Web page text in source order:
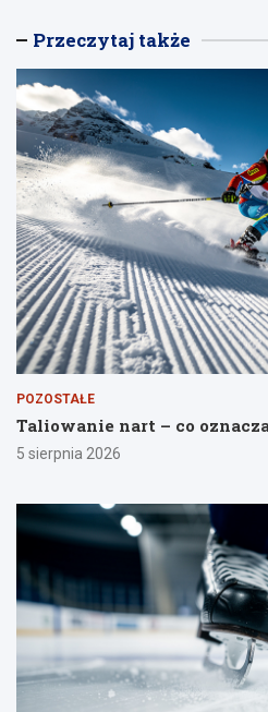
Przeczytaj także
POZOSTAŁE
Taliowanie nart – co
5 sierpnia 2026